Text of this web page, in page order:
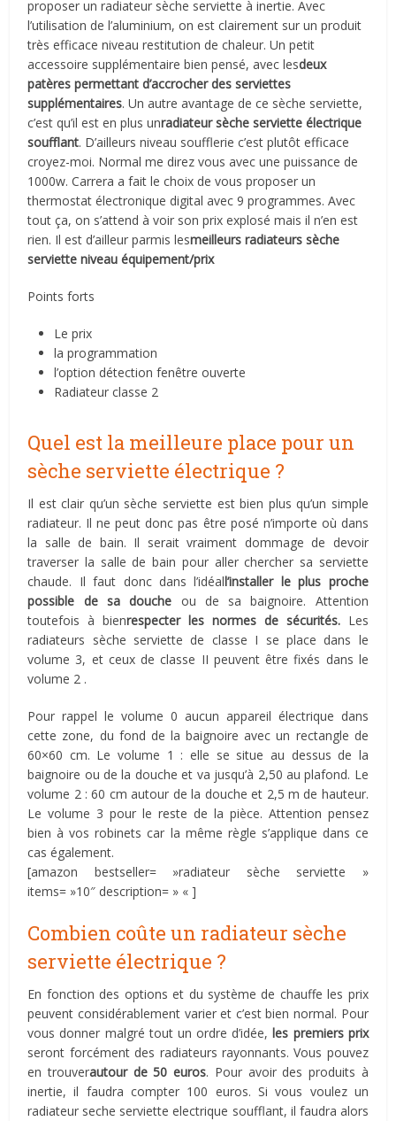
proposer un radiateur sèche serviette à inertie. Avec
l’utilisation de l’aluminium, on est clairement sur un produit
très efficace niveau restitution de chaleur. Un petit
accessoire supplémentaire bien pensé, avec lesdeux
patères permettant d’accrocher des serviettes
supplémentaires. Un autre avantage de ce sèche serviette,
c’est qu’il est en plus unradiateur sèche serviette électrique
soufflant. D’ailleurs niveau soufflerie c’est plutôt efficace
croyez-moi. Normal me direz vous avec une puissance de
1000w. Carrera a fait le choix de vous proposer un
thermostat électronique digital avec 9 programmes. Avec
tout ça, on s’attend à voir son prix explosé mais il n’en est
rien. Il est d’ailleur parmis lesmeilleurs radiateurs sèche
serviette niveau équipement/prix
Points forts
Le prix
la programmation
l’option détection fenêtre ouverte
Radiateur classe 2
Quel est la meilleure place pour un
sèche serviette électrique ?
Il est clair qu’un sèche serviette est bien plus qu’un simple
radiateur. Il ne peut donc pas être posé n’importe où dans
la salle de bain. Il serait vraiment dommage de devoir
traverser la salle de bain pour aller chercher sa serviette
chaude. Il faut donc dans l’idéall’installer le plus proche
possible de sa douche ou de sa baignoire. Attention
toutefois à bienrespecter les normes de sécurités. Les
radiateurs sèche serviette de classe I se place dans le
volume 3, et ceux de classe II peuvent être fixés dans le
volume 2 .
Pour rappel le volume 0 aucun appareil électrique dans
cette zone, du fond de la baignoire avec un rectangle de
60×60 cm. Le volume 1 : elle se situe au dessus de la
baignoire ou de la douche et va jusqu’à 2,50 au plafond. Le
volume 2 : 60 cm autour de la douche et 2,5 m de hauteur.
Le volume 3 pour le reste de la pièce. Attention pensez
bien à vos robinets car la même règle s’applique dans ce
cas également.
[amazon bestseller= »radiateur sèche serviette »
items= »10″ description= » « ]
Combien coûte un radiateur sèche
serviette électrique ?
En fonction des options et du système de chauffe les prix
peuvent considérablement varier et c’est bien normal. Pour
vous donner malgré tout un ordre d’idée, les premiers prix
seront forcément des radiateurs rayonnants. Vous pouvez
en trouverautour de 50 euros. Pour avoir des produits à
inertie, il faudra compter 100 euros. Si vous voulez un
radiateur seche serviette electrique soufflant, il faudra alors